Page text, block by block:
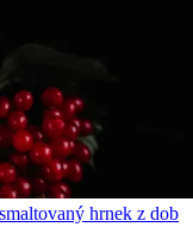
hrnek z dob